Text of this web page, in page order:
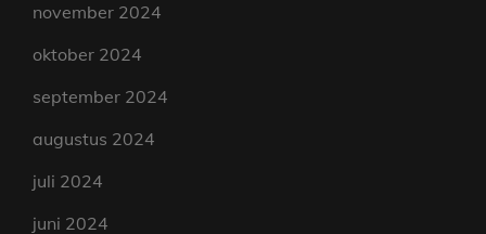
november 2024
oktober 2024
september 2024
augustus 2024
juli 2024
juni 2024